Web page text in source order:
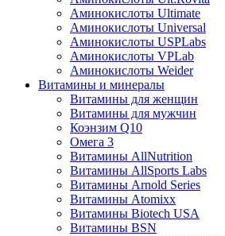
Аминокислоты Ultimate
Аминокислоты Universal
Аминокислоты USPLabs
Аминокислоты VPLab
Аминокислоты Weider
Витамины и минералы
Витамины для женщин
Витамины для мужчин
Коэнзим Q10
Омега 3
Витамины AllNutrition
Витамины AllSports Labs
Витамины Arnold Series
Витамины Atomixx
Витамины Biotech USA
Витамины BSN